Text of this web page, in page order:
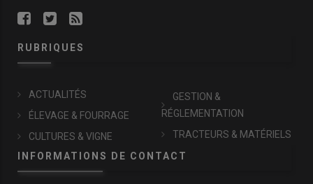
RUBRIQUES
ACTUALITÉS
ÉLEVAGE & FOURRAGE
CULTURES & VIGNE
GESTION &
RÉGLEMENTATION
TRACTEURS & MATÉRIELS
INFORMATIONS DE CONTACT